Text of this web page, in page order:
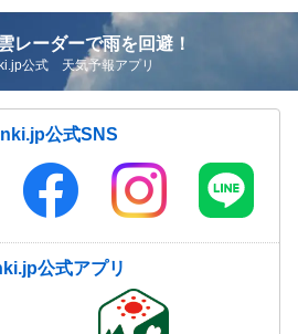
レーダーで雨を回避！
公式 天気予報アプリ
公式SNS
公式アプリ